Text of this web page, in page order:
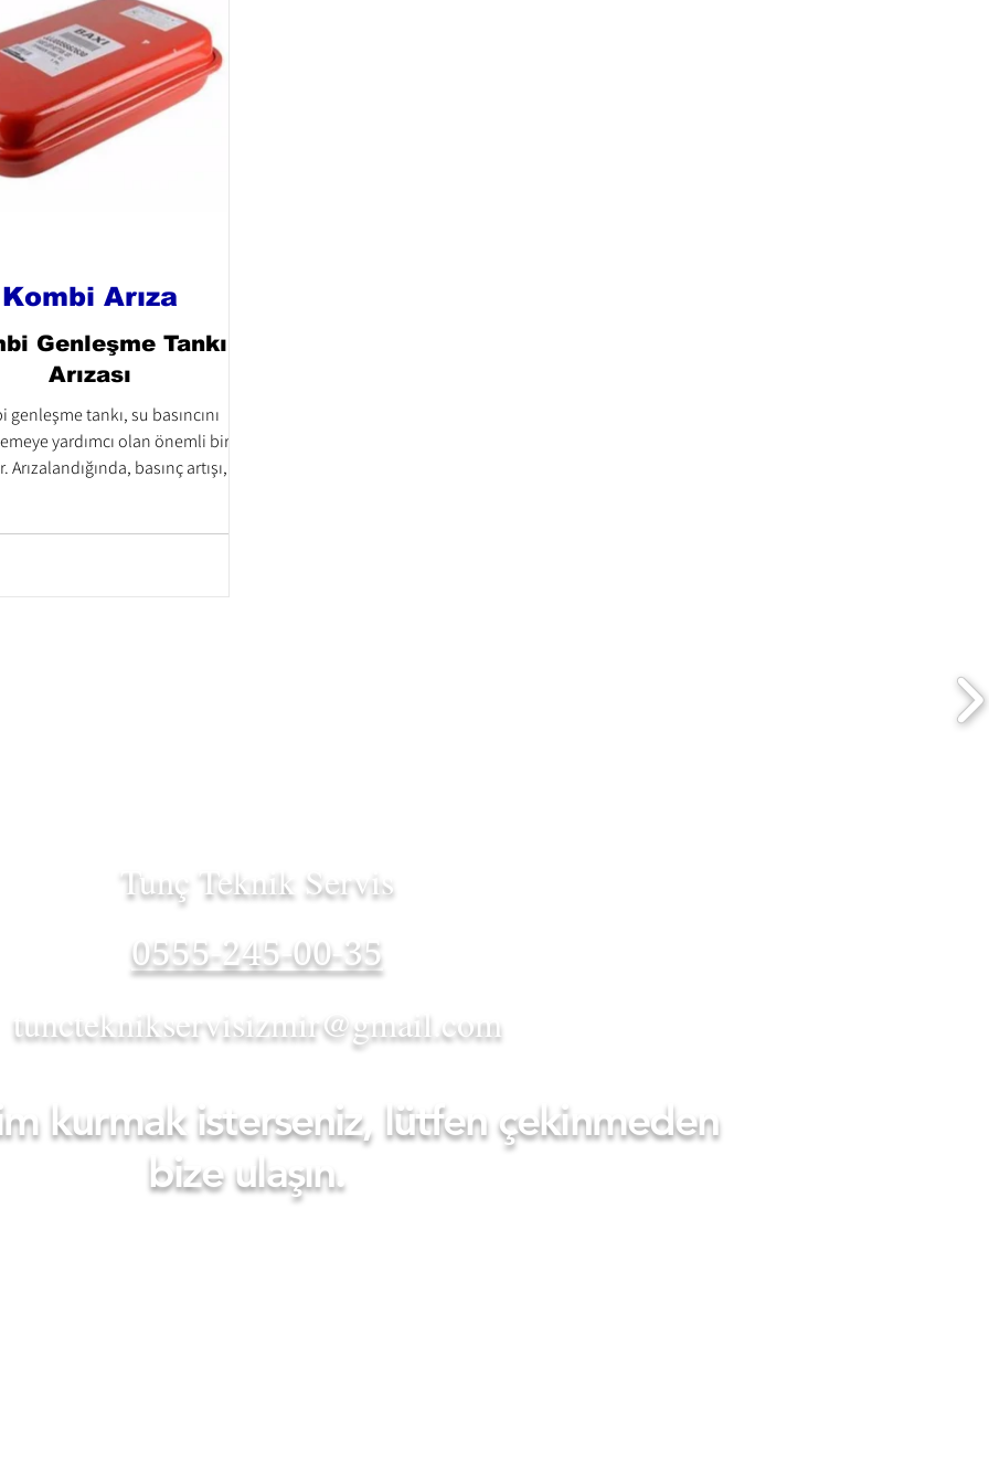
Genleşme Tankı
Arızası
genleşme tankı, su basıncını
yardımcı olan önemli bir
basınç artışı, su
Kombi Arıza
Tunç Teknik Servis
0555-245-00-35
tuncteknikservisizmir@gmail.com
kurmak isterseniz, lütfen çekinmeden
bize ulaşın.